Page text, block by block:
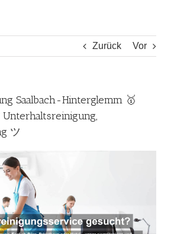
Zurück Vor
Saalbach-Hinterglemm 🥇
Unterhaltsreinigung,
ツ